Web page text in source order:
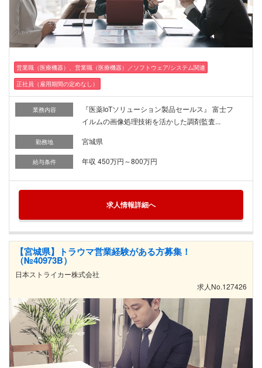
営業職（医療機器）、営業職（医療機器）／ソフトウェア/システム関連
正社員（雇用期間の定めなし）
業務内容
『医薬IoTソリューション製品セールス』 富士フ
イルムの画像処理技術を活かした調剤監査...
勤務地 宮城県
給与条件 年収 450万円～800万円
求人情報詳細へ
【宮城県】トラウマ営業経験がある方募集！
（№40973B）
日本ストライカー株式会社
求人No.127426